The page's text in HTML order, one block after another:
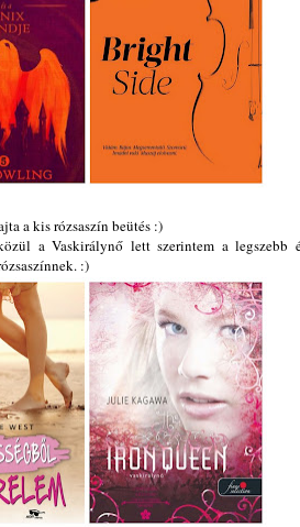
a kis rózsaszín beütés :)
a Vaskirálynő lett szerintem a legszebb
:)